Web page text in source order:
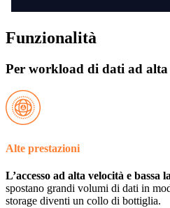
Funzionalità
Per workload di dati ad alta
Alte prestazioni
L’accesso ad alta velocità e bassa
spostano grandi volumi di dati in
storage diventi un collo di bottiglia.